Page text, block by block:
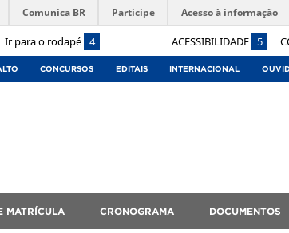
Ir para o rodapé 4 ACESSIBILIDADE 5
Comunica BR Participe Acesso à informação
CONCURSOS EDITAIS INTERNACIONAL
MATRÍCULA CRONOGRAMA DOCUMENTOS